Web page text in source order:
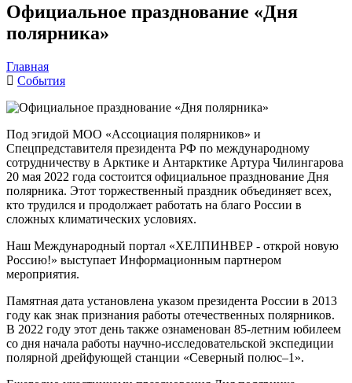
Официальное празднование «Дня
полярника»
Главная
События
Под эгидой МОО «Ассоциация полярников» и
Спецпредставителя президента РФ по международному
сотрудничеству в Арктике и Антарктике Артура Чилингарова
20 мая 2022 года состоится официальное празднование Дня
полярника. Этот торжественный праздник объединяет всех,
кто трудился и продолжает работать на благо России в
сложных климатических условиях.
Наш Международный портал «ХЕЛПИНВЕР - открой новую
Россию!» выступает Информационным партнером
мероприятия.
Памятная дата установлена указом президента России в 2013
году как знак признания работы отечественных полярников.
В 2022 году этот день также ознаменован 85-летним юбилеем
со дня начала работы научно-исследовательской экспедиции
полярной дрейфующей станции «Северный полюс–1».